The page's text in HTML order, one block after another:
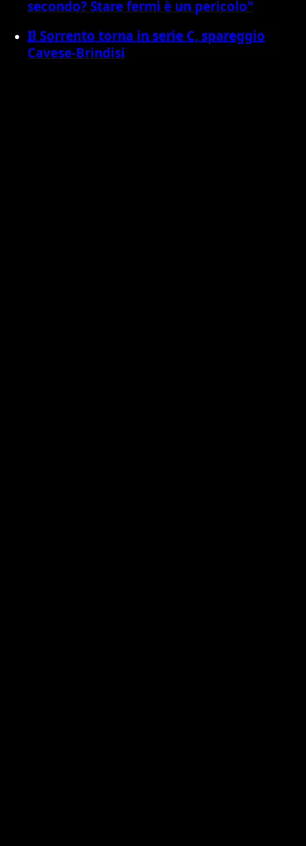
secondo? Stare fermi è un pericolo"
Il Sorrento torna in serie C, spareggio
Cavese-Brindisi